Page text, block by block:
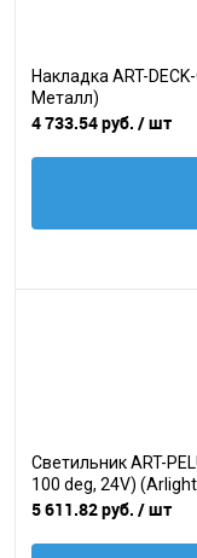
Накладка ART-
Металл)
4 733.54 руб. / шт
Светильник ART-
100 deg, 24V)
5 611.82 руб. / шт